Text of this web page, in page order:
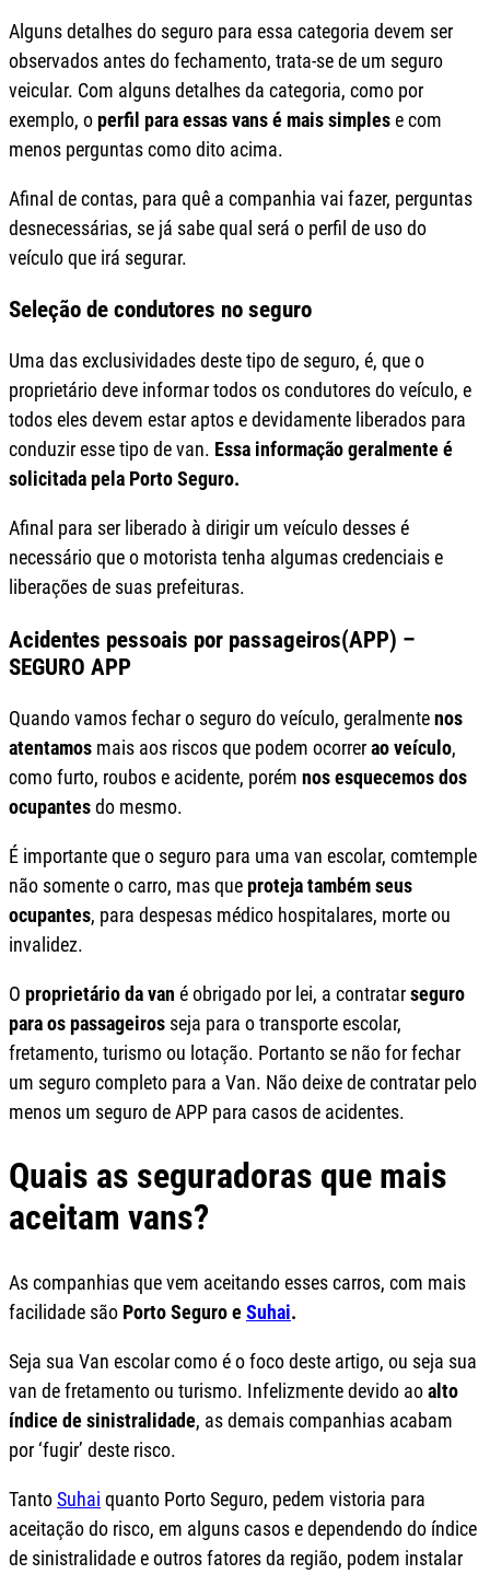
Alguns detalhes do seguro para essa categoria devem ser
observados antes do fechamento, trata-se de um seguro
veicular. Com alguns detalhes da categoria, como por
exemplo, operfil para essas vans é mais simplese com
menos perguntas como dito acima.
Afinal de contas, para quê a companhia vai fazer, perguntas
desnecessárias, se já sabe qual será o perfil de uso do
veículo que irá segurar.
Seleção de condutores no seguro
Uma das exclusividades deste tipo de seguro, é, que o
proprietário deve informar todos os condutores do veículo, e
todos eles devem estar aptos e devidamente liberados para
conduzir esse tipo de van. Essa informação geralmente é
solicitada pela Porto Seguro.
Afinal para ser liberado à dirigir um veículo desses é
necessário que o motorista tenha algumas credenciais e
liberações de suas prefeituras.
Acidentes pessoais por passageiros(APP) –
SEGURO APP
Quando vamos fechar o seguro do veículo, geralmentenos
atentamos mais aos riscos que podem ocorrerao veículo,
como furto, roubos e acidente, porém nos esquecemos dos
ocupantesdo mesmo.
É importante que o seguro para uma van escolar, comtemple
não somente o carro, mas queproteja também seus
ocupantes, para despesas médico hospitalares, morte ou
invalidez.
O proprietário da van é obrigado por lei, a contratarseguro
para os passageiros seja para o transporte escolar,
fretamento, turismo ou lotação. Portanto se não for fechar
um seguro completo para a Van. Não deixe de contratar pelo
menos um seguro de APP para casos de acidentes.
Quais as seguradoras que mais
aceitam vans?
As companhias que vem aceitando esses carros, com mais
facilidade são Porto Seguro eSuhai.
Seja sua Van escolar como é o foco deste artigo, ou seja sua
van de fretamento ou turismo. Infelizmente devido aoalto
índice de sinistralidade, as demais companhias acabam
por ‘fugir’ deste risco.
TantoSuhai quanto Porto Seguro, pedem vistoria para
aceitação do risco, em alguns casos e dependendo do índice
de sinistralidade e outros fatores da região, podem instalar